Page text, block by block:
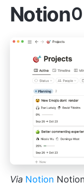
Notion
Via Notion